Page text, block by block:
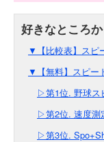
▼【比較表】スピ
▼【無料】スピー
▷第1位. 野球ス
▷第2位. 速度測
▷第3位.